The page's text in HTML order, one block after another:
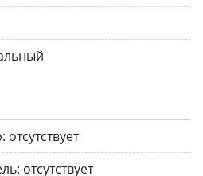
отсутствует
отсутствует